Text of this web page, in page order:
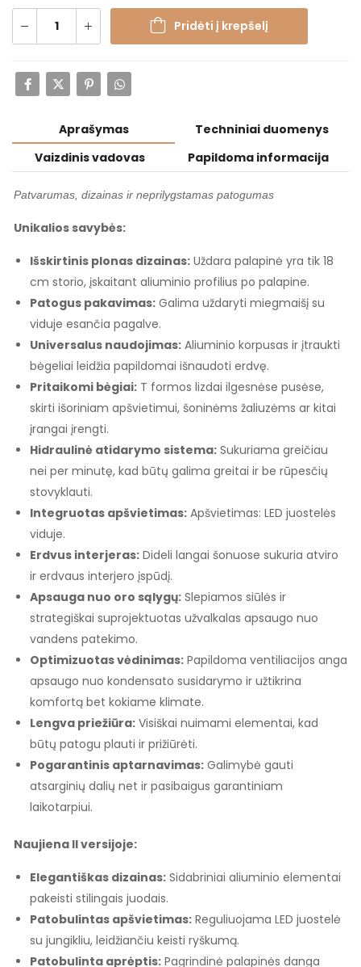
Pridėti į krepšelį
Aprašymas
Techniniai duomenys
Vaizdinis vadovas
Papildoma informacija
Patvarumas, dizainas ir neprilygstamas patogumas
Unikalios savybės:
Išskirtinis plonas dizainas: Uždara palapinė yra tik 18
cm storio, įskaitant aliuminio profilius po palapine.
Patogus pakavimas: Galima uždaryti miegmaišį su
viduje esančia pagalve.
Universalus naudojimas: Aliuminio korpusas ir įtraukti
bėgeliai leidžia papildomai išnaudoti erdvę.
Pritaikomi bėgiai: T formos lizdai ilgesnėse pusėse,
skirti išoriniam apšvietimui, šoninėms žaliuzėms ar kitai
įrangai įrengti.
Hidraulinė atidarymo sistema: Sukuriama greičiau
nei per minutę, kad būtų galima greitai ir be rūpesčių
stovyklauti.
Integruotas apšvietimas: Apšvietimas: LED juostelės
viduje.
Erdvus interjeras: Dideli langai šonuose sukuria atviro
ir erdvaus interjero įspūdį.
Apsauga nuo oro sąlygų: Slepiamos siūlės ir
strategiškai suprojektuotas užvalkalas apsaugo nuo
vandens patekimo.
Optimizuotas vėdinimas: Papildoma ventiliacijos anga
apsaugo nuo kondensato susidarymo ir užtikrina
komfortą bet kokiame klimate.
Lengva priežiūra: Visiškai nuimami elementai, kad
būtų patogu plauti ir prižiūrėti.
Pogarantinis aptarnavimas: Galimybė gauti
atsarginių dalių net ir pasibaigus garantiniam
laikotarpiui.
Naujiena II versijoje:
Elegantiškas dizainas: Sidabriniai aliuminio elementai
pakeisti stilingais juodais.
Patobulintas apšvietimas: Reguliuojama LED juostelė
su jungikliu, leidžiančiu keisti ryškumą.
Patobulinta aprėptis: Pagrindinė palapinės danga